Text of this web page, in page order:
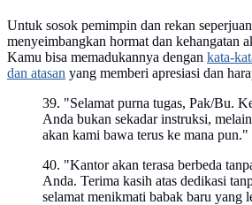
Untuk sosok pemimpin dan rekan
menyeimbangkan hormat dan kehangatan
Kamu bisa memadukannya dengan kata-
dan atasan yang memberi apresiasi dan
39. "Selamat purna tugas, Pak/Bu.
Anda bukan sekadar instruksi,
akan kami bawa terus ke mana pun."
40. "Kantor akan terasa berbeda
Anda. Terima kasih atas dedikasi
selamat menikmati babak baru yang